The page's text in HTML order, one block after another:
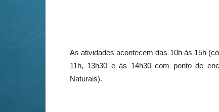
As atividades acontecem das 10h às 15h
11h, 13h30 e às 14h30 com ponto de
Naturais).